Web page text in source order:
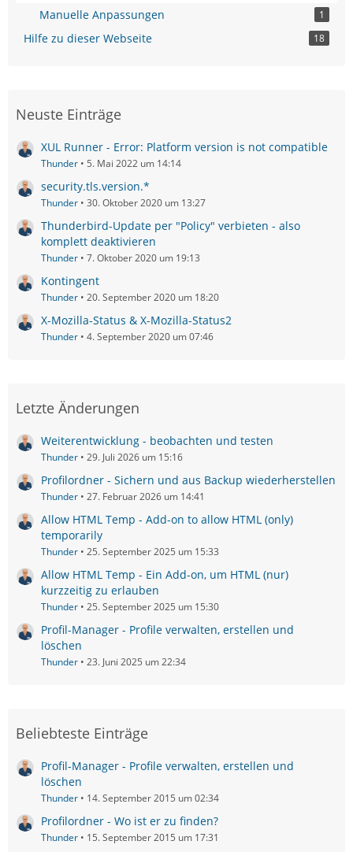
Manuelle Anpassungen 1
Hilfe zu dieser Webseite 18
Neuste Einträge
XUL Runner - Error: Platform version is not compatible
Thunder 5. Mai 2022 um 14:14
security.tls.version.*
Thunder 30. Oktober 2020 um 13:27
Thunderbird-Update per "Policy" verbieten - also
komplett deaktivieren
Thunder 7. Oktober 2020 um 19:13
Kontingent
Thunder 20. September 2020 um 18:20
X-Mozilla-Status & X-Mozilla-Status2
Thunder 4. September 2020 um 07:46
Letzte Änderungen
Weiterentwicklung - beobachten und testen
Thunder 29. Juli 2026 um 15:16
Profilordner - Sichern und aus Backup wiederherstellen
Thunder 27. Februar 2026 um 14:41
Allow HTML Temp - Add-on to allow HTML (only)
temporarily
Thunder 25. September 2025 um 15:33
Allow HTML Temp - Ein Add-on, um HTML (nur)
kurzzeitig zu erlauben
Thunder 25. September 2025 um 15:30
Profil-Manager - Profile verwalten, erstellen und
löschen
Thunder 23. Juni 2025 um 22:34
Beliebteste Einträge
Profil-Manager - Profile verwalten, erstellen und
löschen
Thunder 14. September 2015 um 02:34
Profilordner - Wo ist er zu finden?
Thunder 15. September 2015 um 17:31